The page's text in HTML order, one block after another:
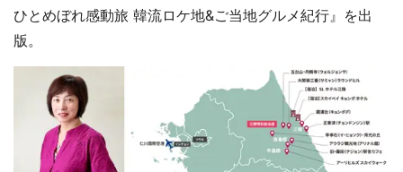
ひとめぼれ感動旅 韓流ロケ地&ご当地グルメ紀行』を出
版。